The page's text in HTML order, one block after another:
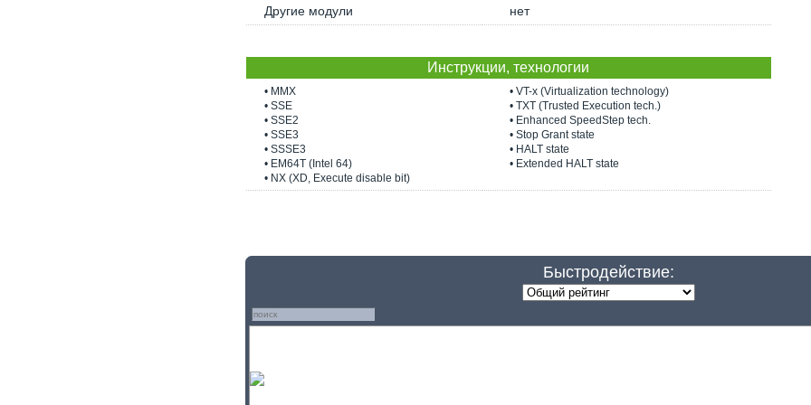
Другие модули
нет
Инструкции, технологии
• MMX
• SSE
• SSE2
• SSE3
• SSSE3
• EM64T (Intel 64)
• NX (XD, Execute disable bit)
• VT-x (Virtualization technology)
• TXT (Trusted Execution tech.)
• Enhanced SpeedStep tech.
• Stop Grant state
• HALT state
• Extended HALT state
Быстродействие: